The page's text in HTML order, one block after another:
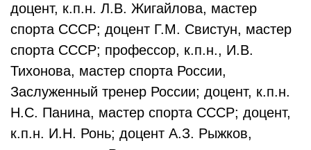
доцент, к.п.н. Л.В. Жигайлова, мастер
спорта СССР; доцент Г.М. Свистун, мастер
спорта СССР; профессор, к.п.н., И.В.
Тихонова, мастер спорта России,
Заслуженный тренер России; доцент, к.п.н.
Н.С. Панина, мастер спорта СССР; доцент,
к.п.н. И.Н. Ронь; доцент А.З. Рыжков,